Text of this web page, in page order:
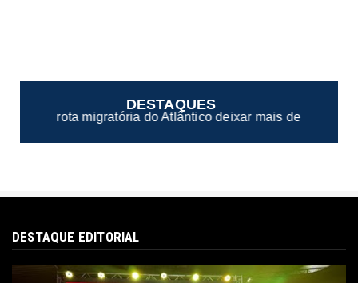
DESTAQUES
deixar mais de 150 mortos ou desaparecidos
DESTAQUE EDITORIAL